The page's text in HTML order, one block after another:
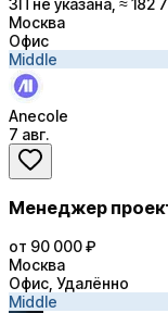
Москва
Офис
Middle
Anecole
7 авг.
Менеджер
от 90 000 ₽
Москва
Офис, Удалённо
Middle